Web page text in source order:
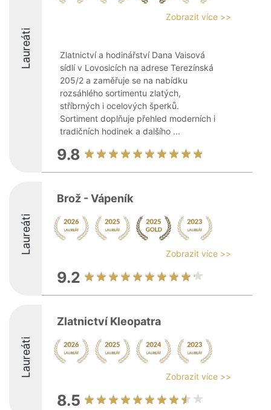
Laureáti
Zobrazit více >>
Zlatnictví a hodinářství Dana Vaisová
sídlí v Lovosicích na adrese Terezínská
205/2 a zaměřuje se na nabídku
rozsáhlého sortimentu zlatých,
stříbrných i ocelových šperků.
Sortiment doplňuje přehled moderních i
tradičních hodinek a dalšího ...
9.8
Laureáti
Brož - Vápeník
Zobrazit více >>
9.2
Laureáti
Zlatnictví Kleopatra
Zobrazit více >>
8.5